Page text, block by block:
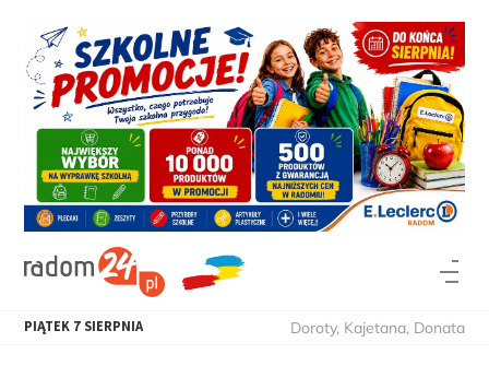
PIĄTEK 7 SIERPNIA Doroty, Kajetana, Donata